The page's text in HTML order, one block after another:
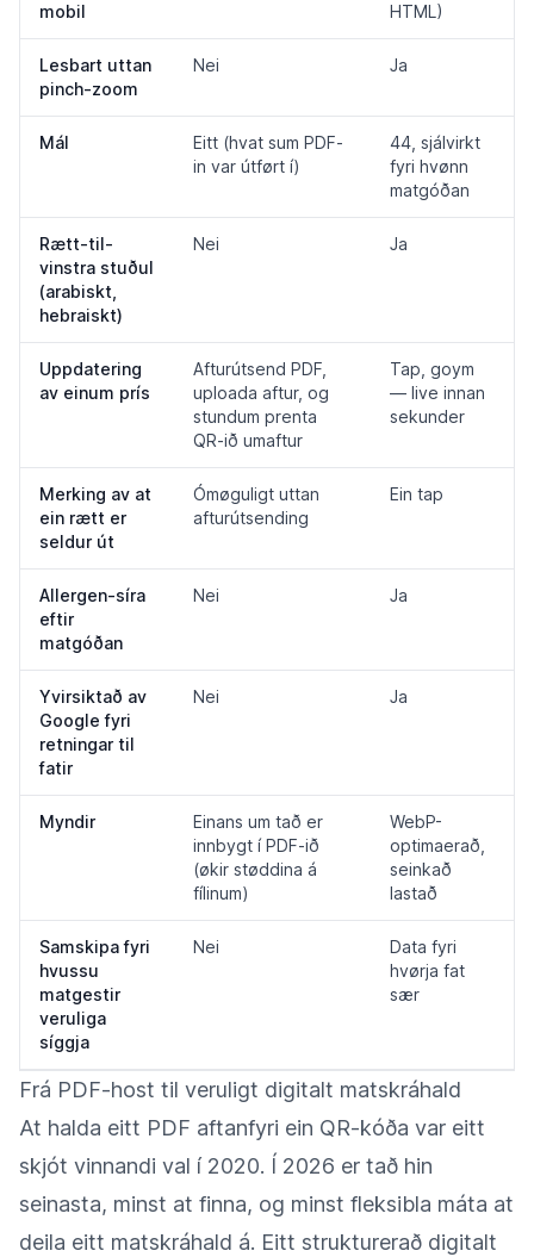
mobil
HTML)
Lesbart uttan
pinch-zoom
Nei Ja
Mál
Eitt (hvat sum PDF-
in var útført í)
44, sjálvirkt
fyri hvønn
matgóðan
Rætt-til-
vinstra stuðul
(arabiskt,
hebraiskt)
Nei Ja
Uppdatering
av einum prís
Afturútsend PDF,
uploada aftur, og
stundum prenta
QR-ið umaftur
Tap, goym
— live innan
sekunder
Merking av at
ein rætt er
seldur út
Ómøguligt uttan
afturútsending
Ein tap
Allergen-síra
eftir
matgóðan
Nei Ja
Yvirsiktað av
Google fyri
retningar til
fatir
Nei Ja
Myndir
Einans um tað er
innbygt í PDF-ið
(økir støddina á
fílinum)
WebP-
optimaerað,
seinkað
lastað
Samskipa fyri
hvussu
matgestir
veruliga
síggja
Nei
Data fyri
hvørja fat
sær
Frá PDF-host til veruligt digitalt matskráhald
At halda eitt PDF aftanfyri ein QR-kóða var eitt
skjót vinnandi val í 2020. Í 2026 er tað hin
seinasta, minst at finna, og minst fleksibla máta at
deila eitt matskráhald á. Eitt strukturerað digitalt